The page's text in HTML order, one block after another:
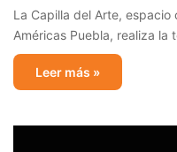
La Capilla del Arte,
Américas Puebla, realiza
Leer más »